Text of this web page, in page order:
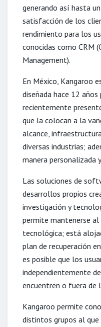
generando así hasta
satisfacción de los
rendimiento para los
conocidas como CRM
Management).
En México, Kangaroo
diseñada hace 12 años
recientemente
que la colocan a la
alcance,
diversas industrias;
manera personalizada
Las soluciones de
desarrollos propios
investigación y
permite mantenerse al
tecnológica; está
plan de recuperación
es posible que los
independientemente
encuentren o fuera de
Kangaroo permite
distintos grupos al que